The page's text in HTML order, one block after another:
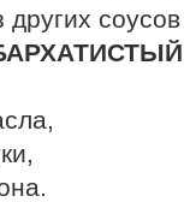
других